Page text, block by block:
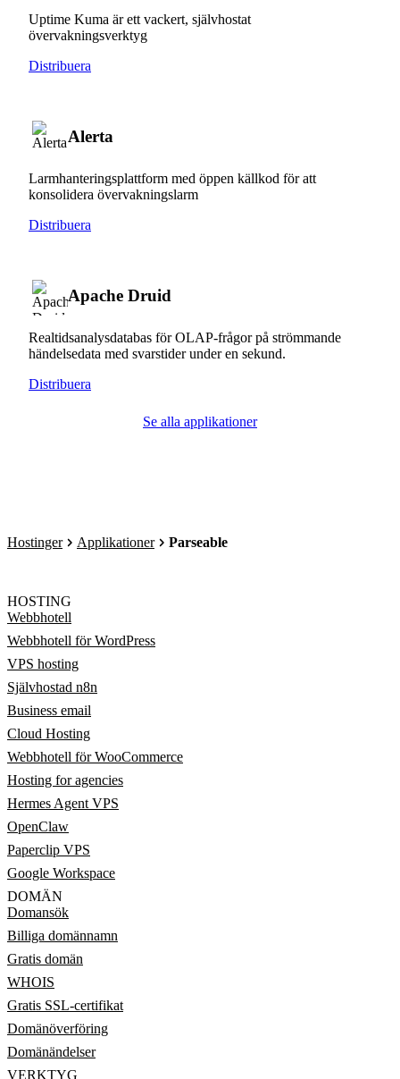
Uptime Kuma är ett vackert, självhostat
övervakningsverktyg
Distribuera
Alerta
Larmhanteringsplattform med öppen källkod för att
konsolidera övervakningslarm
Distribuera
Apache Druid
Realtidsanalysdatabas för OLAP-frågor på strömmande
händelsedata med svarstider under en sekund.
Distribuera
Se alla applikationer
Hostinger Applikationer Parseable
HOSTING
Webbhotell
Webbhotell för WordPress
VPS hosting
Självhostad n8n
Business email
Cloud Hosting
Webbhotell för WooCommerce
Hosting for agencies
Hermes Agent VPS
OpenClaw
Paperclip VPS
Google Workspace
DOMÄN
Domansök
Billiga domännamn
Gratis domän
WHOIS
Gratis SSL-certifikat
Domänöverföring
Domänändelser
VERKTYG